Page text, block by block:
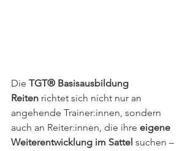
Die TGT® Basisausbildung
Reiten richtet sich nicht nur an
angehende Trainer:innen, sondern
auch an Reiter:innen, die ihre eigene
Weiterentwicklung im Sattel suchen –